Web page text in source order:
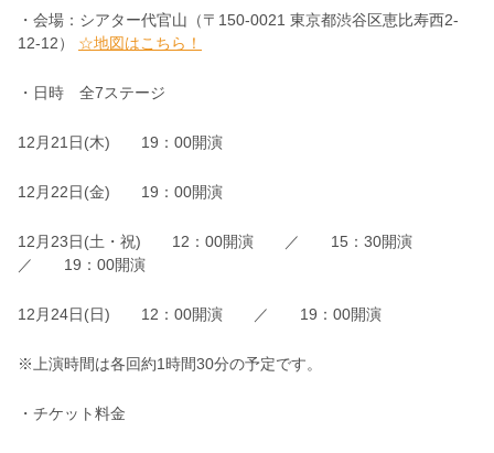
・会場：シアター代官山（〒150-0021 東京都渋谷区恵比寿西2-
12-12） ☆地図はこちら！
・日時 全7ステージ
12月21日(木) 19：00開演
12月22日(金) 19：00開演
12月23日(土・祝) 12：00開演 ／ 15：30開演
／ 19：00開演
12月24日(日) 12：00開演 ／ 19：00開演
※上演時間は各回約1時間30分の予定です。
・チケット料金